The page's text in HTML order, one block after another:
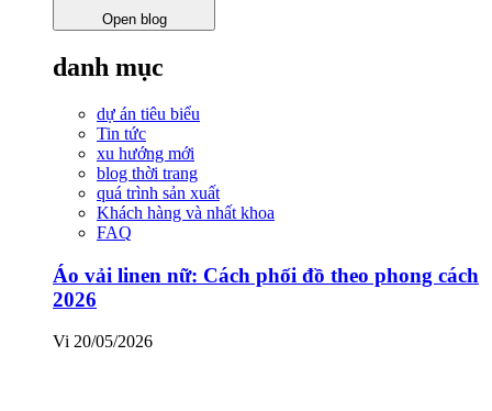
Open blog
danh mục
dự án tiêu biểu
Tin tức
xu hướng mới
blog thời trang
quá trình sản xuất
Khách hàng và nhất khoa
FAQ
Áo vải linen nữ: Cách phối đồ theo phong cách
2026
Vi 20/05/2026